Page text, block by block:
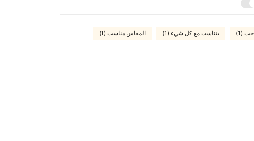
حب (1) يتناسب مع كل شيء (1) المقاس مناسب (1)